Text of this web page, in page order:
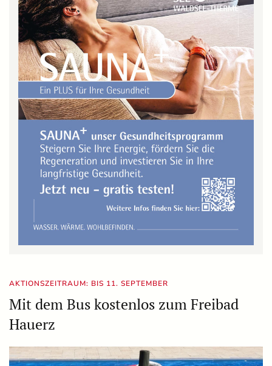
AKTIONSZEITRAUM: BIS 11. SEPTEMBER
Mit dem Bus kostenlos zum Freibad
Hauerz